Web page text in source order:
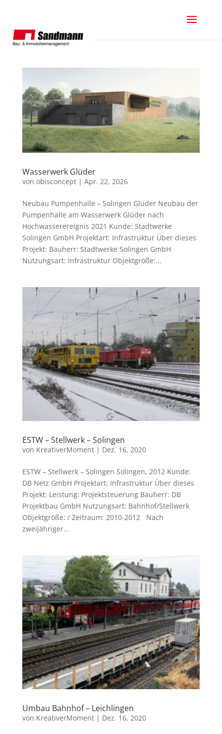
Wasserwerk Glüder
von obisconcept| Apr. 22, 2026
Neubau Pumpenhalle – Solingen Glüder Neubau der
Pumpenhalle am Wasserwerk Glüder nach
Hochwasserereignis 2021 Kunde: Stadtwerke
Solingen GmbH Projektart: Infrastruktur Über dieses
Projekt: Bauherr: Stadtwerke Solingen GmbH
Nutzungsart: Infrastruktur Objektgröße:...
ESTW – Stellwerk – Solingen
von KreativerMoment| Dez. 16, 2020
ESTW – Stellwerk – Solingen Solingen, 2012 Kunde:
DB Netz GmbH Projektart: Infrastruktur Über dieses
Projekt: Leistung: Projektsteuerung Bauherr: DB
Projektbau GmbH Nutzungsart: Bahnhof/Stellwerk
Objektgröße: / Zeitraum: 2010-2012 Nach
zweijähriger...
Umbau Bahnhof – Leichlingen
von KreativerMoment| Dez. 16, 2020